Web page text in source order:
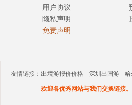
用户协议
隐私声明
免责声明
友情链接： 出境游报价价格 深圳出国游 哈
欢迎各优秀网站与我们交换链接。